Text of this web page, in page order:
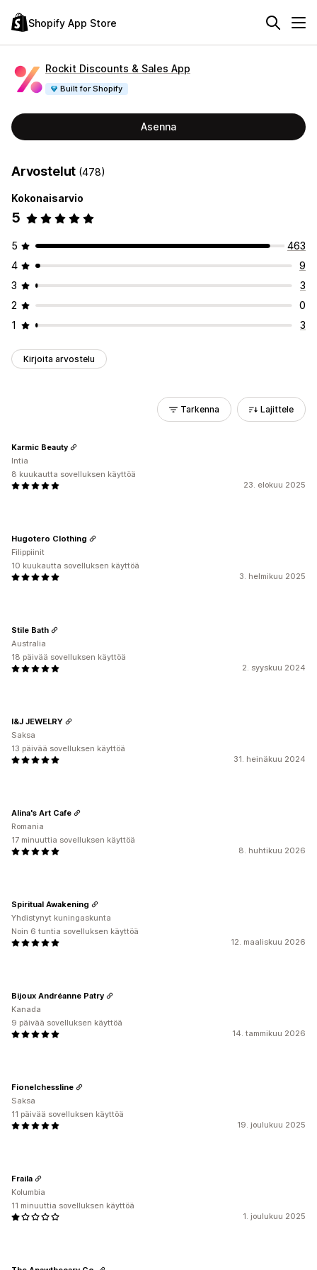
Shopify App Store
Rockit Discounts & Sales App
Built for Shopify
Asenna
Arvostelut (478)
Kokonaisarvio
5
5
463
4
9
3
3
2
0
1
3
Kirjoita arvostelu
Tarkenna Lajittele
23. elokuu 2025
Karmic Beauty
Intia
8 kuukautta sovelluksen käyttöä
3. helmikuu 2025
Hugotero Clothing
Filippiinit
10 kuukautta sovelluksen käyttöä
2. syyskuu 2024
Stile Bath
Australia
18 päivää sovelluksen käyttöä
31. heinäkuu 2024
I&J JEWELRY
Saksa
13 päivää sovelluksen käyttöä
8. huhtikuu 2026
Alina's Art Cafe
Romania
17 minuuttia sovelluksen käyttöä
12. maaliskuu 2026
Spiritual Awakening
Yhdistynyt kuningaskunta
Noin 6 tuntia sovelluksen käyttöä
14. tammikuu 2026
Bijoux Andréanne Patry
Kanada
9 päivää sovelluksen käyttöä
19. joulukuu 2025
Fionelchessline
Saksa
11 päivää sovelluksen käyttöä
1. joulukuu 2025
Fraila
Kolumbia
11 minuuttia sovelluksen käyttöä